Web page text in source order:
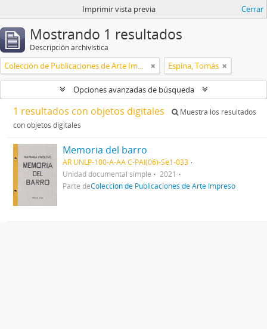
Imprimir vista previa Cerrar
Mostrando 1 resultados
Descripción archivística
Colección de Publicaciones de Arte Impreso Espina, Tomás
Opciones avanzadas de búsqueda
1 resultados con objetos digitales
Muestra los resultados
con objetos digitales
Memoria del barro
AR UNLP-100-A-AA C-PAI(06)-Se1-033
Unidad documental simple
2021
Parte deColección de Publicaciones de Arte Impreso